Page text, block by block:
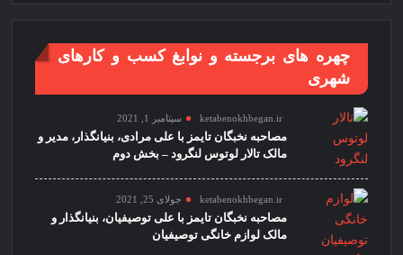
چهره های برجسته و نوابغ کسب و کارهای
شهری
ketabenokhbegan.ir سپتامبر 1, 2021
مصاحبه نخبگان تایمز با علی مرادی، بنیانگذار، مدیر و
مالک تالار لوتوس لنگرود – بخش دوم
ketabenokhbegan.ir جولای 25, 2021
مصاحبه نخبگان تایمز با علی توصیفیان، بنیانگذار و
مالک لوازم خانگی توصیفیان